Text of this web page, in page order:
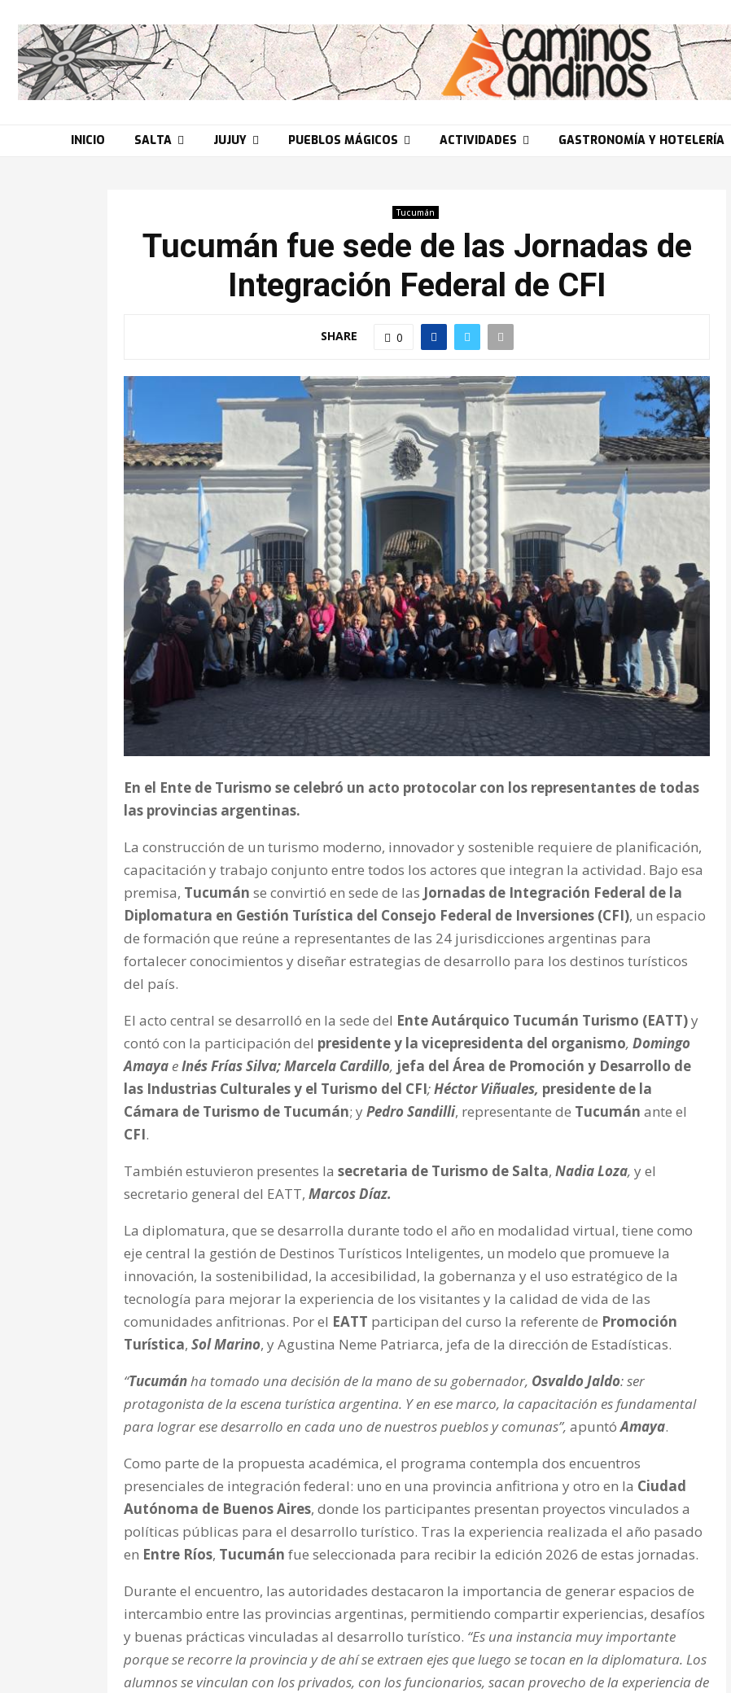
INICIO SALTA JUJUY PUEBLOS MÁGICOS ACTIVIDADES GASTRONOMÍA Y HOTELERÍA
Tucumán
Tucumán fue sede de las Jornadas de
Integración Federal de CFI
SHARE 0
En el Ente de Turismo se celebró un acto protocolar con los representantes de todas
las provincias argentinas.
La construcción de un turismo moderno, innovador y sostenible requiere de planificación,
capacitación y trabajo conjunto entre todos los actores que integran la actividad. Bajo esa
premisa, Tucumán se convirtió en sede de las Jornadas de Integración Federal de la
Diplomatura en Gestión Turística del Consejo Federal de Inversiones (CFI), un espacio
de formación que reúne a representantes de las 24 jurisdicciones argentinas para
fortalecer conocimientos y diseñar estrategias de desarrollo para los destinos turísticos
del país.
El acto central se desarrolló en la sede del Ente Autárquico Tucumán Turismo (EATT)y
contó con la participación del presidente y la vicepresidenta del organismo, Domingo
Amaya eInés Frías Silva; Marcela Cardillo, jefa del Área de Promoción y Desarrollo de
las Industrias Culturales y el Turismo del CFI;Héctor Viñuales, presidente de la
Cámara de Turismo de Tucumán; yPedro Sandilli, representante de Tucumán ante el
CFI.
También estuvieron presentes la secretaria de Turismo de Salta, Nadia Loza, y el
secretario general del EATT, Marcos Díaz.
La diplomatura, que se desarrolla durante todo el año en modalidad virtual, tiene como
eje central la gestión de Destinos Turísticos Inteligentes, un modelo que promueve la
innovación, la sostenibilidad, la accesibilidad, la gobernanza y el uso estratégico de la
tecnología para mejorar la experiencia de los visitantes y la calidad de vida de las
comunidades anfitrionas. Por el EATT participan del curso la referente de Promoción
Turística, Sol Marino, y Agustina Neme Patriarca, jefa de la dirección de Estadísticas.
“Tucumánha tomado una decisión de la mano de su gobernador, Osvaldo Jaldo: ser
protagonista de la escena turística argentina. Y en ese marco, la capacitación es fundamental
para lograr ese desarrollo en cada uno de nuestros pueblos y comunas”, apuntóAmaya.
Como parte de la propuesta académica, el programa contempla dos encuentros
presenciales de integración federal: uno en una provincia anfitriona y otro en la Ciudad
Autónoma de Buenos Aires, donde los participantes presentan proyectos vinculados a
políticas públicas para el desarrollo turístico. Tras la experiencia realizada el año pasado
en Entre Ríos, Tucumán fue seleccionada para recibir la edición 2026 de estas jornadas.
Durante el encuentro, las autoridades destacaron la importancia de generar espacios de
intercambio entre las provincias argentinas, permitiendo compartir experiencias, desafíos
y buenas prácticas vinculadas al desarrollo turístico. “Es una instancia muy importante
porque se recorre la provincia y de ahí se extraen ejes que luego se tocan en la diplomatura. Los
alumnos se vinculan con los privados, con los funcionarios, sacan provecho de la experiencia de